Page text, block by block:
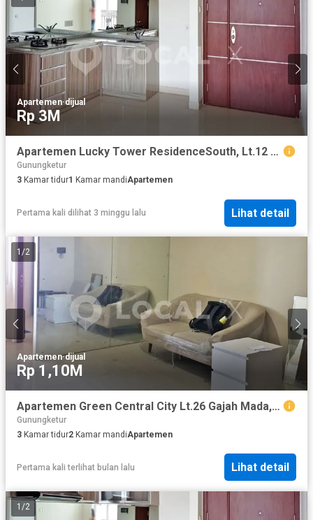
Apartemen·dijual
Rp 3M
Apartemen Lucky Tower ResidenceSouth, Lt.12 Pancoran Chinatown, Taman Sari, Jakarta Barat
Gunungketur
3 Kamar tidur1 Kamar mandiApartemen
Pertama kali dilihat 3 minggu lalu Lihat detail
1 /2
Apartemen·dijual
Rp 1,10M
Apartemen Green Central City Lt.26 Gajah Mada, Taman Sari, Jakarta Barat
Gunungketur
3 Kamar tidur2 Kamar mandiApartemen
Pertama kali terlihat bulan lalu Lihat detail
1 /2